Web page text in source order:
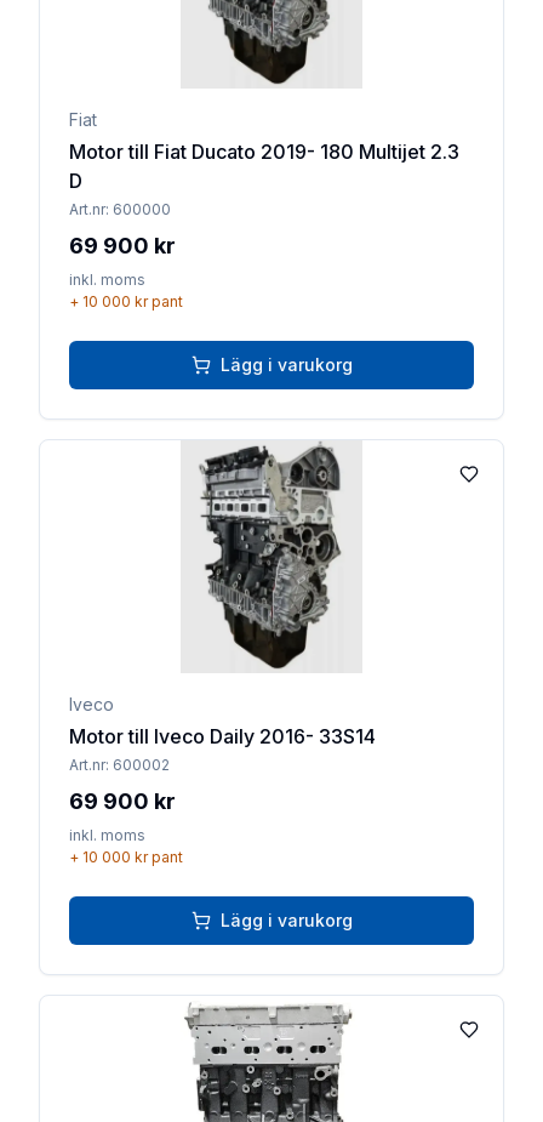
Fiat
Motor till Fiat Ducato 2019- 180 Multijet 2.3
D
Art.nr: 600000
69 900 kr
inkl. moms
+ 10 000 krpant
Lägg i varukorg
Lägg till
Iveco
Motor till Iveco Daily 2016- 33S14
Art.nr: 600002
69 900 kr
inkl. moms
+ 10 000 krpant
Lägg i varukorg
Lägg till